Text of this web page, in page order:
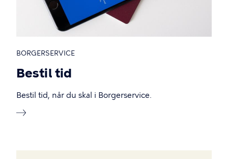
BORGERSERVICE
Bestil tid
Bestil tid, når du skal i Borgerservice.